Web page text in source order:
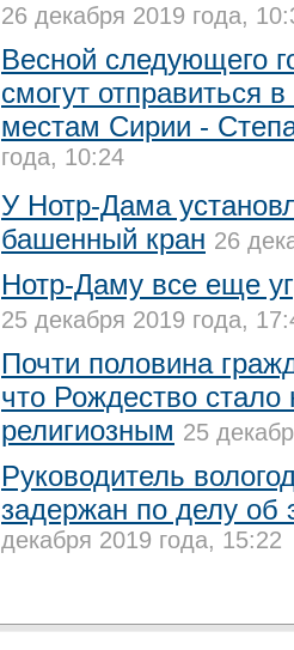
26 декабря 2019 года,
Весной следующего
смогут отправиться
местам Сирии -
года, 10:24
У Нотр-Дама
башенный кран 26
Нотр-Даму все еще
25 декабря 2019 года,
Почти половина
что Рождество стало
религиозным 25
Руководитель
задержан по делу об
декабря 2019 года, 15:22